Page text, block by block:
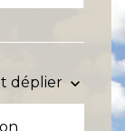
déplier keyboard_arrow_down